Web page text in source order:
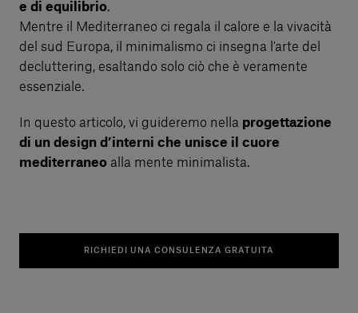
e di equilibrio.
Mentre il Mediterraneo ci regala il calore e la vivacità
del sud Europa, il minimalismo ci insegna l'arte del
decluttering, esaltando solo ciò che è veramente
essenziale.
In questo articolo, vi guideremo nella progettazione
di un design d’interni che unisce il cuore
mediterraneo alla mente minimalista.
RICHIEDI UNA CONSULENZA GRATUITA